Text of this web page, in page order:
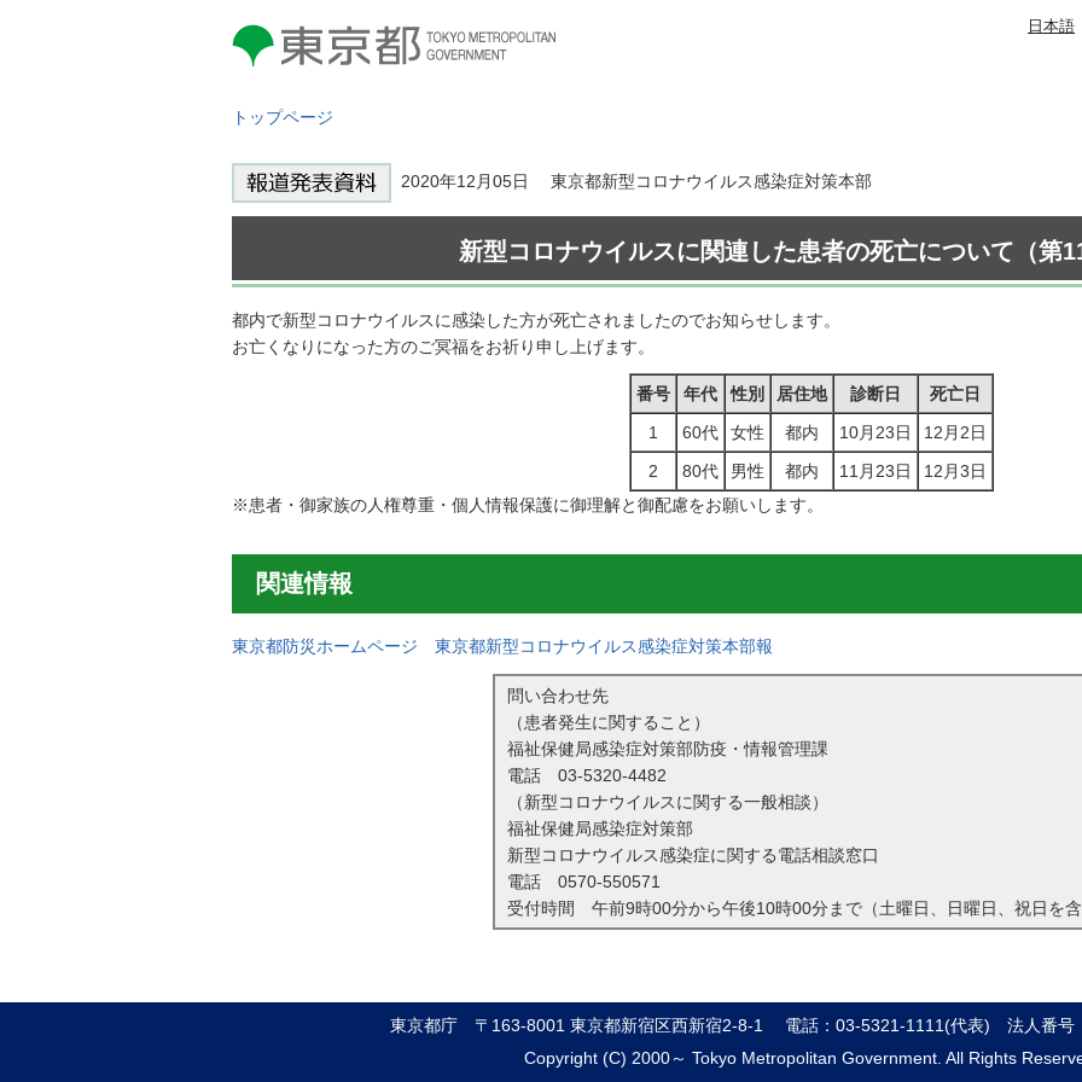
東京都 TOKYO METROPOLITAN
GOVERNMENT
日本語
トップページ
2020年12月05日 東京都新型コロナウイルス感染症対策本部
新型コロナウイルスに関連した患者の死亡について（第
都内で新型コロナウイルスに感染した方が死亡されましたのでお知らせします。
お亡くなりになった方のご冥福をお祈り申し上げます。
番号 年代 性別 居住地 診断日
死亡日
1
60代 女性 都内 10月23日
12月2日
2
80代 男性 都内 11月23日
12月3日
※患者・御家族の人権尊重・個人情報保護に御理解と御配慮をお願いします。
関連情報
東京都防災ホームページ 東京都新型コロナウイルス感染症対策本部報
問い合わせ先
（患者発生に関すること）
福祉保健局感染症対策部防疫・情報管理課
電話 03-5320-4482
（新型コロナウイルスに関する一般相談）
福祉保健局感染症対策部
新型コロナウイルス感染症に関する電話相談窓口
電話 0570-550571
受付時間 午前9時00分から午後10時00分まで（土曜日、日曜日、祝日を含
東京都庁 〒163-8001 東京都新宿区西新宿2-8-1 電話：03-5321-1111(代表)
法人番号
Copyright (C) 2000～ Tokyo Metropolitan Government. All Rights